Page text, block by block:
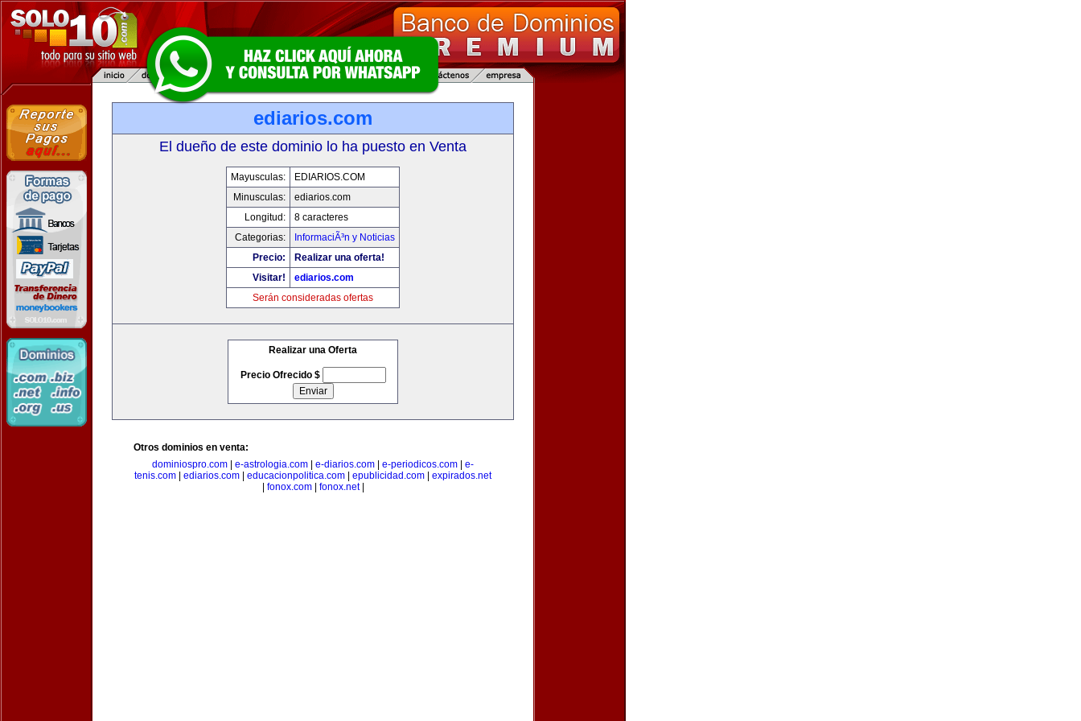
ediarios.com
El dueño de este dominio lo ha puesto en Venta
Mayusculas:
EDIARIOS.COM
Minusculas:
ediarios.com
Longitud:
8 caracteres
Categorias:
InformaciÃ³n y Noticias
Precio:
Realizar una oferta!
Visitar!
ediarios.com
Serán consideradas ofertas
Realizar una Oferta
Precio Ofrecido $
Otros dominios en venta:
dominiospro.com
e-astrologia.com e-diarios.com e-periodicos.com
e-
tenis.com
ediarios.com educacionpolitica.com epublicidad.com
expirados.net
fonox.com| fonox.net|